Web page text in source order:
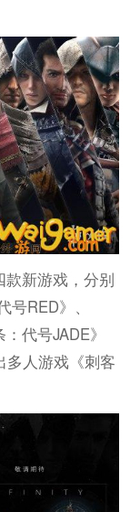
款新游戏，分别
RED》、
代号JADE》
多人游戏《刺客